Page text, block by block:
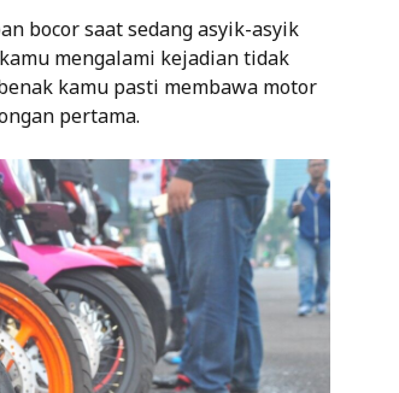
bocor saat sedang asyik-asyik
mengalami kejadian tidak
kamu pasti membawa motor
pertama.